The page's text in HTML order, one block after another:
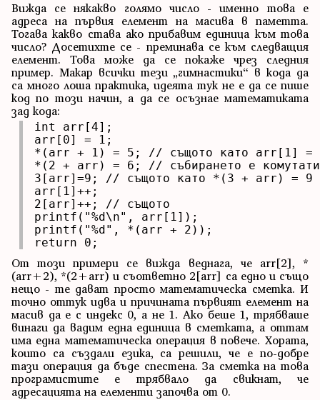
Вижда се някакво голямо число - именно това е
адреса на първия елемент на масива в паметта.
Тогава какво става ако прибавим единица към това
число? Досетихте се - преминава се към следващия
елемент. Това може да се покаже чрез следния
пример. Макар всички тези „гимнастики“ в кода да
са много лоша практика, идеята тук не е да се пише
код по този начин, а да се осъзнае математиката
зад кода:
int arr[4];
arr[0] = 1;
*(arr + 1) = 5; // същото като arr[1] =
*(2 + arr) = 6; // събирането е
3[arr]=9; // същото като *(3 + arr) = 9
arr[1]++;
2[arr]++; // същото
printf("%d\n", arr[1]);
printf("%d", *(arr + 2));
return 0;
От този примери се вижда веднага, че arr[2], *
(arr+2), *(2+arr) и съответно 2[arr] са едно и също
нещо - те дават просто математическа сметка. И
точно оттук идва и причината първият елемент на
масив да е с индекс 0, а не 1. Ако беше 1, трябваше
винаги да вадим една единица в сметката, а оттам
има една математическа операция в повече. Хората,
които са създали езика, са решили, че е по-добре
тази операция да бъде спестена. За сметка на това
програмистите е трябвало да свикнат, че
адресацията на елементи започва от 0.